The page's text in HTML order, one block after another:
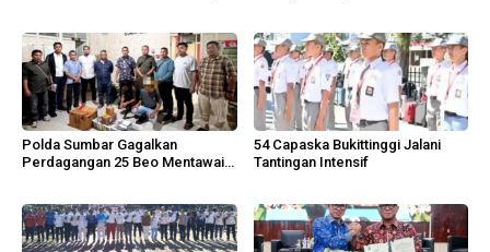
Polda Sumbar Gagalkan
Perdagangan 25 Beo Mentawai
54 Capaska Bukittinggi Jalani
Tantingan Intensif